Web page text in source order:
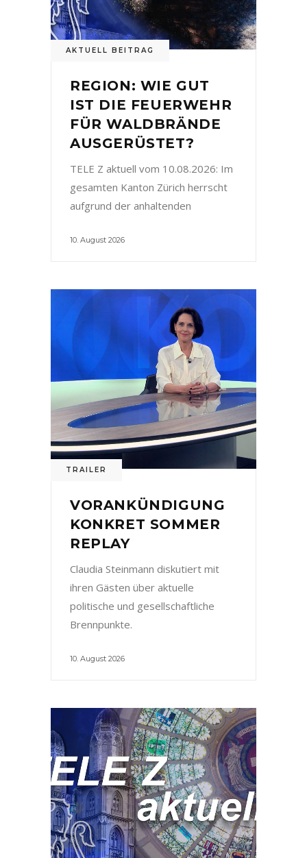
AKTUELL BEITRAG
REGION: WIE GUT
IST DIE FEUERWEHR
FÜR WALDBRÄNDE
AUSGERÜSTET?
TELE Z aktuell vom 10.08.2026: Im
gesamten Kanton Zürich herrscht
aufgrund der anhaltenden
10. August 2026
TRAILER
VORANKÜNDIGUNG
KONKRET SOMMER
REPLAY
Claudia Steinmann diskutiert mit
ihren Gästen über aktuelle
politische und gesellschaftliche
Brennpunkte.
10. August 2026